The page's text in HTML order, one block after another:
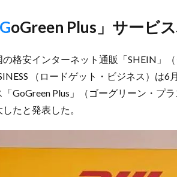
「GoGreen Plus」サー
の格安インターネット通販「SHEIN」
（ロードゲット・ビジネス）は
「GoGreen Plus」（ゴーグリーン・プ
たと発表した。